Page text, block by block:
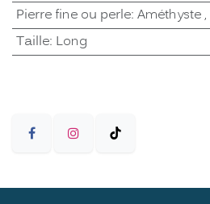
Pierre fine ou perle: Améthyste,
Taille: Long